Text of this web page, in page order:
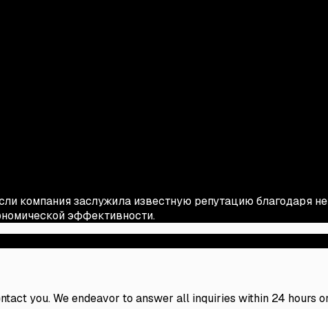
компания заслужила известную репутацию благодаря
эффективности.
you. We endeavor to answer all inquiries within 24 hours